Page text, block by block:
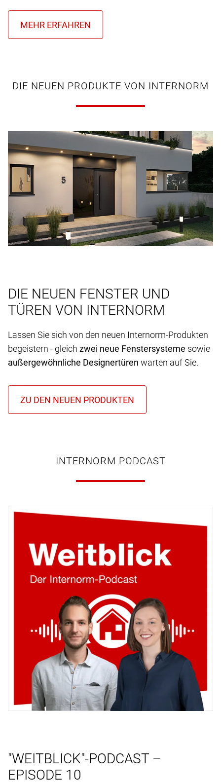
DIE NEUEN PRODUKTE VON INTERNORM
DIE NEUEN FENSTER UND
TÜREN VON INTERNORM
Lassen Sie sich von den neuen Internorm-Produkten
begeistern - gleich zwei neue Fenstersysteme sowie
außergewöhnliche Designertüren warten auf Sie.
INTERNORM PODCAST
"WEITBLICK"-PODCAST –
EPISODE 10